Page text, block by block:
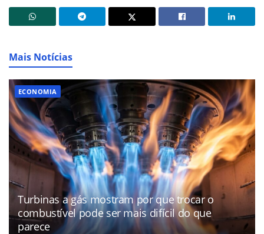
Mais Notícias
ECONOMIA
Turbinas a gás mostram por que trocar o
combustível pode ser mais difícil do que
parece